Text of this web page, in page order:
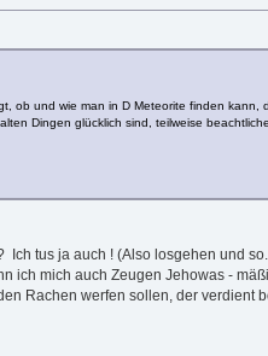
ob und wie man in D Meteorite finden
Dingen glücklich sind, teilweise
tus ja auch ! (Also losgehen und
ich mich auch Zeugen Jehowas -
Rachen werfen sollen, der verdient